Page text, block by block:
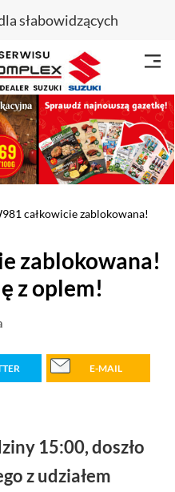
słabowidzących
całkowicie zablokowana!
zablokowana!
z oplem!
E-MAIL
15:00, doszło
z udziałem